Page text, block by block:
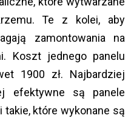
Te z kolei, aby
zamontowania na
Koszt jednego panelu
1900 zł. Najbardziej
efektywne są panele
które wykonane są